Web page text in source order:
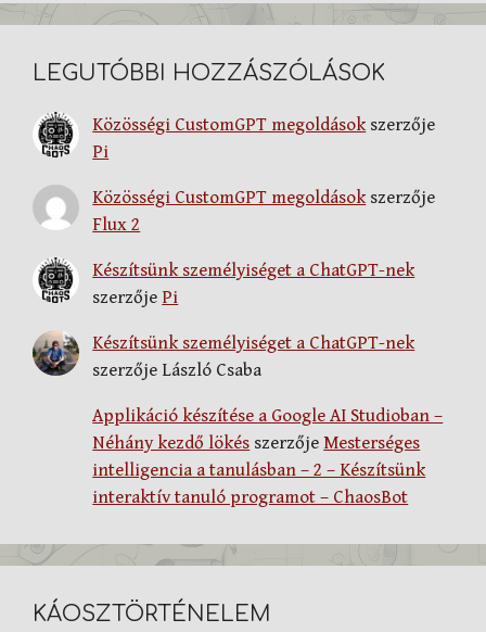
LEGUTÓBBI HOZZÁSZÓLÁSOK
Közösségi CustomGPT megoldásokszerzője
Pi
Közösségi CustomGPT megoldásokszerzője
Flux 2
Készítsünk személyiséget a ChatGPT-nek
szerzője Pi
Készítsünk személyiséget a ChatGPT-nek
szerzője László Csaba
Applikáció készítése a Google AI Studioban –
Néhány kezdő lökés szerzőjeMesterséges
intelligencia a tanulásban – 2 – Készítsünk
interaktív tanuló programot – ChaosBot
KÁOSZTÖRTÉNELEM